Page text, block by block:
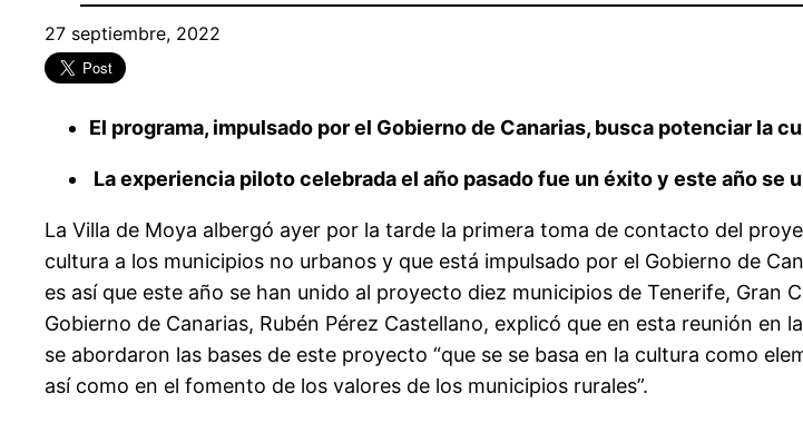
27 septiembre, 2022
El programa, impulsado por el Gobierno de Canarias, busca potenciar la
La experiencia piloto celebrada el año pasado fue un éxito y este año se
La Villa de Moya albergó ayer por la tarde la primera toma de contacto del
cultura a los municipios no urbanos y que está impulsado por el Gobierno de
es así que este año se han unido al proyecto diez municipios de Tenerife, Gran
Gobierno de Canarias, Rubén Pérez Castellano, explicó que en esta reunión
se abordaron las bases de este proyecto “que se se basa en la cultura como
así como en el fomento de los valores de los municipios rurales”.